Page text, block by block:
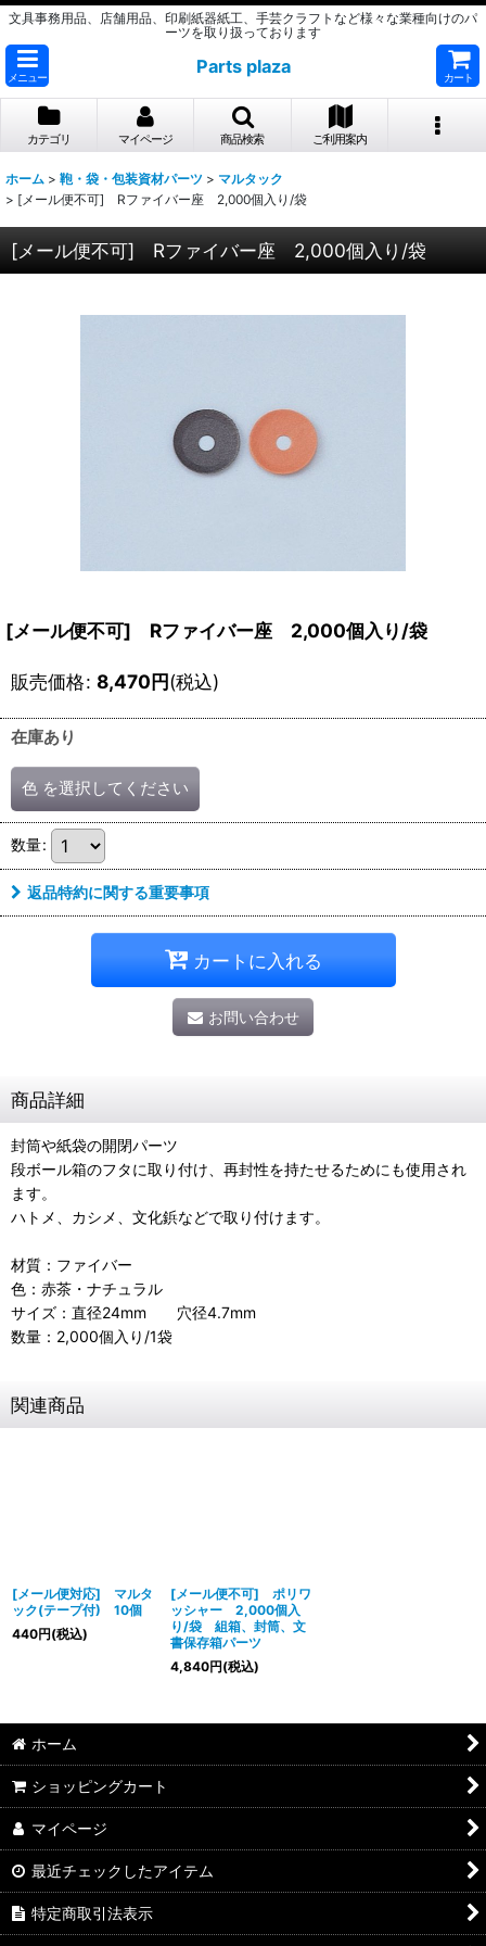
文具事務用品、店舗用品、印刷紙器紙工、手芸クラフトなど様々な業種向けのパ
ーツを取り扱っております
メニュー
Parts plaza
カート
カテゴリ マイページ 商品検索 ご利用案内
ホーム > 鞄・袋・包装資材パーツ > マルタック
> [メール便不可] Rファイバー座 2,000個入り/袋
[メール便不可] Rファイバー座 2,000個入り/袋
[メール便不可] Rファイバー座 2,000個入り/袋
販売価格: 8,470円(税込)
在庫あり
色 を選択してください
数量:
返品特約に関する重要事項
カートに入れる
お問い合わせ
商品詳細
封筒や紙袋の開閉パーツ
段ボール箱のフタに取り付け、再封性を持たせるためにも使用され
ます。
ハトメ、カシメ、文化鋲などで取り付けます。
材質：ファイバー
色：赤茶・ナチュラル
サイズ：直径24mm 穴径4.7mm
数量：2,000個入り/1袋
関連商品
[メール便対応] マルタ
ック(テープ付) 10個
440円(税込)
[メール便不可] ポリワ
ッシャー 2,000個入
り/袋 組箱、封筒、文
書保存箱パーツ
4,840円(税込)
ホーム
ショッピングカート
マイページ
最近チェックしたアイテム
特定商取引法表示